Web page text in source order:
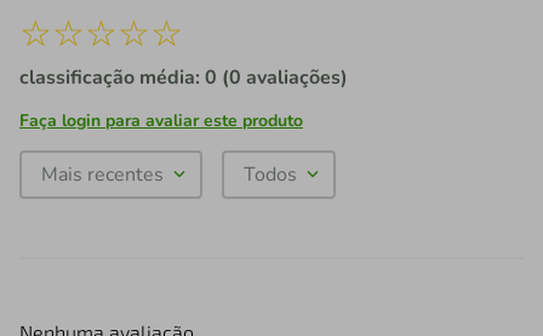
☆☆☆☆☆
classificação média: 0 (0 avaliações)
Faça login para avaliar este produto
Mais recentes Todos